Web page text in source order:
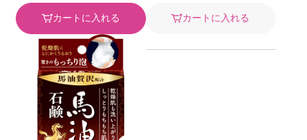
カートに入れる カートに入れる